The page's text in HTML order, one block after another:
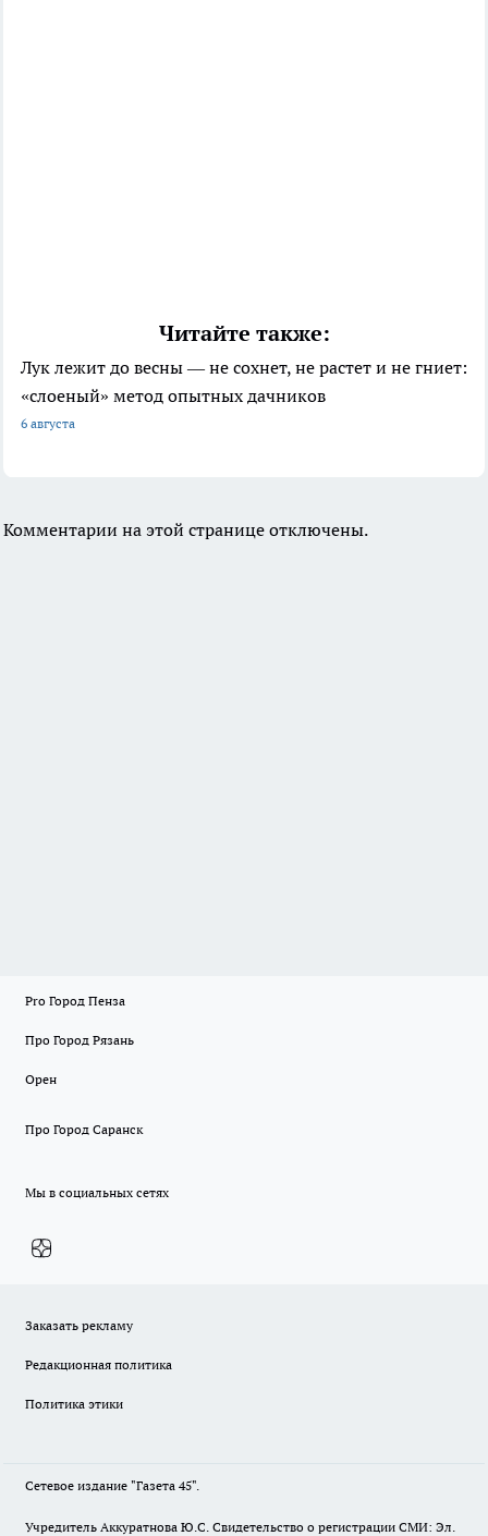
Читайте также:
Лук лежит до весны — не сохнет, не растет и не гниет:
«слоеный» метод опытных дачников
6 августа
Комментарии на этой странице отключены.
Pro Город Пенза
Про Город Рязань
Орен
Про Город Саранск
Мы в социальных сетях
Заказать рекламу
Редакционная политика
Политика этики
Сетевое издание "Газета 45".
Учредитель Аккуратнова Ю.С. Свидетельство о регистрации СМИ: Эл.